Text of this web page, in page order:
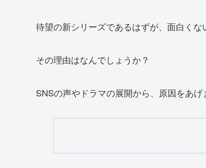
待望の新シリーズであるはずが、面白くな
その理由はなんでしょうか？
SNSの声やドラマの展開から、原因をあげ